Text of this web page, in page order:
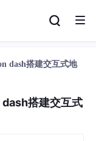
dash搭建交互式地
搭建交互式